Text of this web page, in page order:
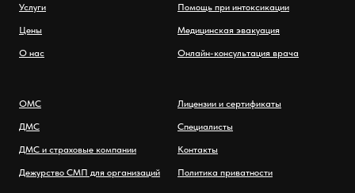
Услуги
Цены
О нас
Помощь при интоксикации
Медицинская эвакуация
Онлайн-консультация врача
ОМС
ДМС
ДМС и страховые компании
Дежурство СМП для организаций
Лицензии и сертификаты
Специалисты
Контакты
Политика приватности